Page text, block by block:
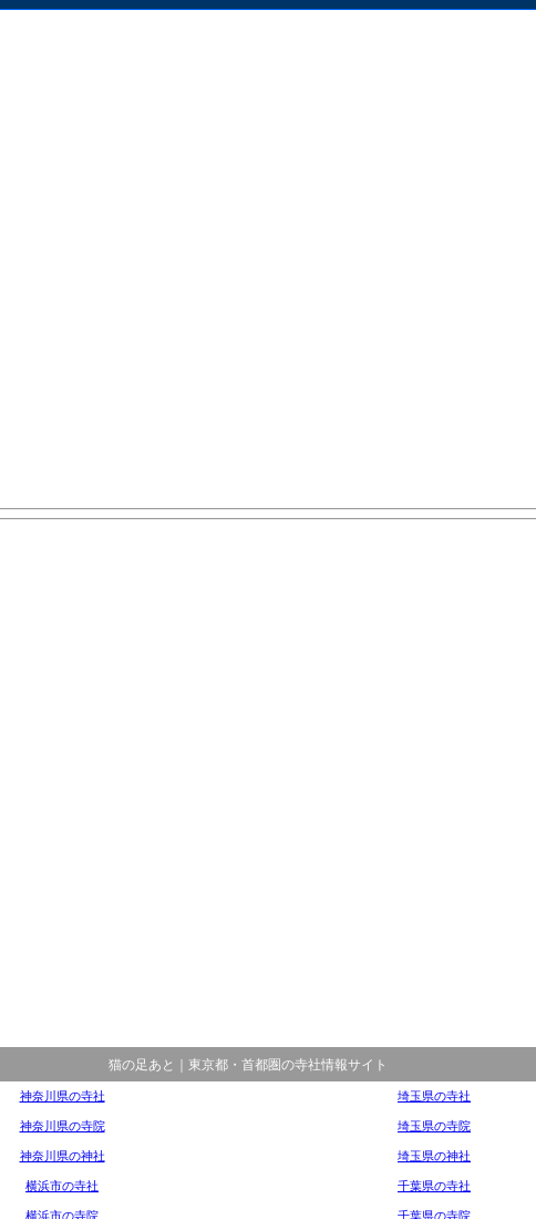
猫の足あと｜東京都・首都圏の寺社情報サイト
神奈川県の寺社
神奈川県の寺院
神奈川県の神社
横浜市の寺社
横浜市の寺院
埼玉県の寺社
埼玉県の寺院
埼玉県の神社
千葉県の寺社
千葉県の寺院